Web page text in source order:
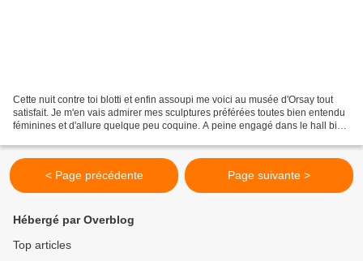
Cette nuit contre toi blotti et enfin assoupi me voici au musée d'Orsay tout
satisfait. Je m'en vais admirer mes sculptures préférées toutes bien entendu
féminines et d'allure quelque peu coquine. A peine engagé dans le hall bien
< Page précédente Page suivante >
Hébergé par Overblog
Top articles